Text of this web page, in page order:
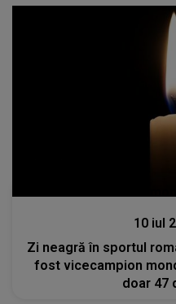
10 iul
Zi neagră în sportul
fost vicecampion
doar 47